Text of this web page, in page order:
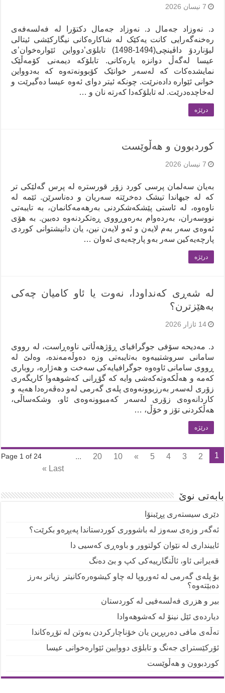
7 نیسان 2026
د. نەوزاد جەمال د. نەوزاد جەمال دکتۆرا لە فەلسەفەی
رەخنەگەرایی کانت یەکێک لە شاکارەکانی نیگارکێشی ئیتالی
لیۆناردۆ داڤینچی(1494-1498) تابلۆی’دوواین ئێوارەخوان’ی
عیسا لەگەڵ دوانزە یارەکانی. تابلۆکە دیمەنی کۆمەڵێک
نمایشدەکات کە لەسەر خوانێک کۆبوونەتەوە کە بەدوواین
خوانی ئێوارە دادەنرێت. چونکە ئیتر دوای ئەوە عیسا دەگیرێت و
لەخاچدەدرێت. لە تابلۆکەدا کەرتە نان و …
درێژه‌
کوردبوون و هەڵوێست
7 نیسان 2026
بەیان سەلمان پرسی کورد زۆر قورسترە لە پرس گەلێکی تر
کە لە جیهاندا تیشک دەخرێتە سەریان و دەناسرێن. ئێمە لە
ناوەوە، لە ئاستی پێشکەشکردنی بەرهەمەکانمان، بە تایبەتی
نووسەران، بەردەوام بەرەوڕووی ڕەتکردنەوە دەبین. بە هۆی
ئەوەی سەر بەم لایەن و ئەو لایەن نین، یان دانیشتوانی کوردی
پارچەیەکین سەر بەو پارچەیەی ئەوان …
درێژه‌
لە شەڕی کەنداودا، نەوت یا ئاو کامیان چەکی
بەهێزترن؟
14 ئازار 2026
د. مەدیحە سۆفی جوگرافیای ڕۆژهەڵاتی ناوەڕاست، لە رووی
سامانی سروشتییەوە بەتایبەتی وزە دەوڵەمەندە، وەلێ لە
ڕووی سامانی ئاوەوە جوگرافیایەکی سەخت و هەژارە، روباری
کەمە و هەڵکەوتەکەشی وایە کە گۆڕانی کەشوهەوا کاریگەری
زۆری لەسەر بەرزبوونەوەی پلەی گەرمی لەو دەڤەرەدا هەیە و
کاردانەوەی زۆری لەسەر کەمبوونەوەی ئاو، وشکەساڵی،
هەڵکردنی تۆز و خۆڵ، …
درێژه‌
Page 1 of 24 1
2
3
4
5
»
10
20
...
Last »
بابەتی نوێ
دێری سیستەری پڕێبنۆا
ئەگەر وزەی سەوز لە باشووری کوردستاندا پەیڕەو بکرێت؟
ئایینداری لە نێوان کولتوور و باوەڕی کەسیی دا
قەیرانی ئاو، ئاڵنگارییەکی کپ و بێ دەنگ
بۆ پلەی گەرمی لە ئەوروپا لە چاو کیشوەرەکانیتر زیاتر بەرز
دەبێتەوە؟
بیر و هزری فەلسەفیی لە کوردستان
دیاردەی ئێل نینۆ لە کەشوهەوادا
تەڵەی مافی دەربڕین یان خۆناچارکردن بەوتن لە تۆڕەکاندا
ئۆرکێسترای جەنگ و تابلۆی دووایین ئێوارەخوانی عیسا
کوردبوون و هەڵوێست